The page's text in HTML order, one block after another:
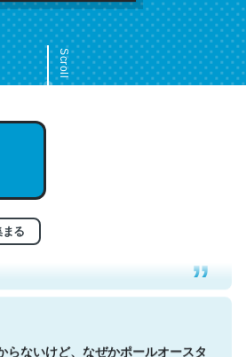
Scroll
る
もクレバーなんだろうなと凄く思
る人は原文もお勧め。自分はこの流
Go. Then Covid hit. Shit.
るかい？ by ラーズ・ヌートバー
らないけど、なぜかポールオースタ